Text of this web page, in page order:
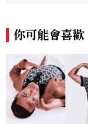
你可能會喜歡